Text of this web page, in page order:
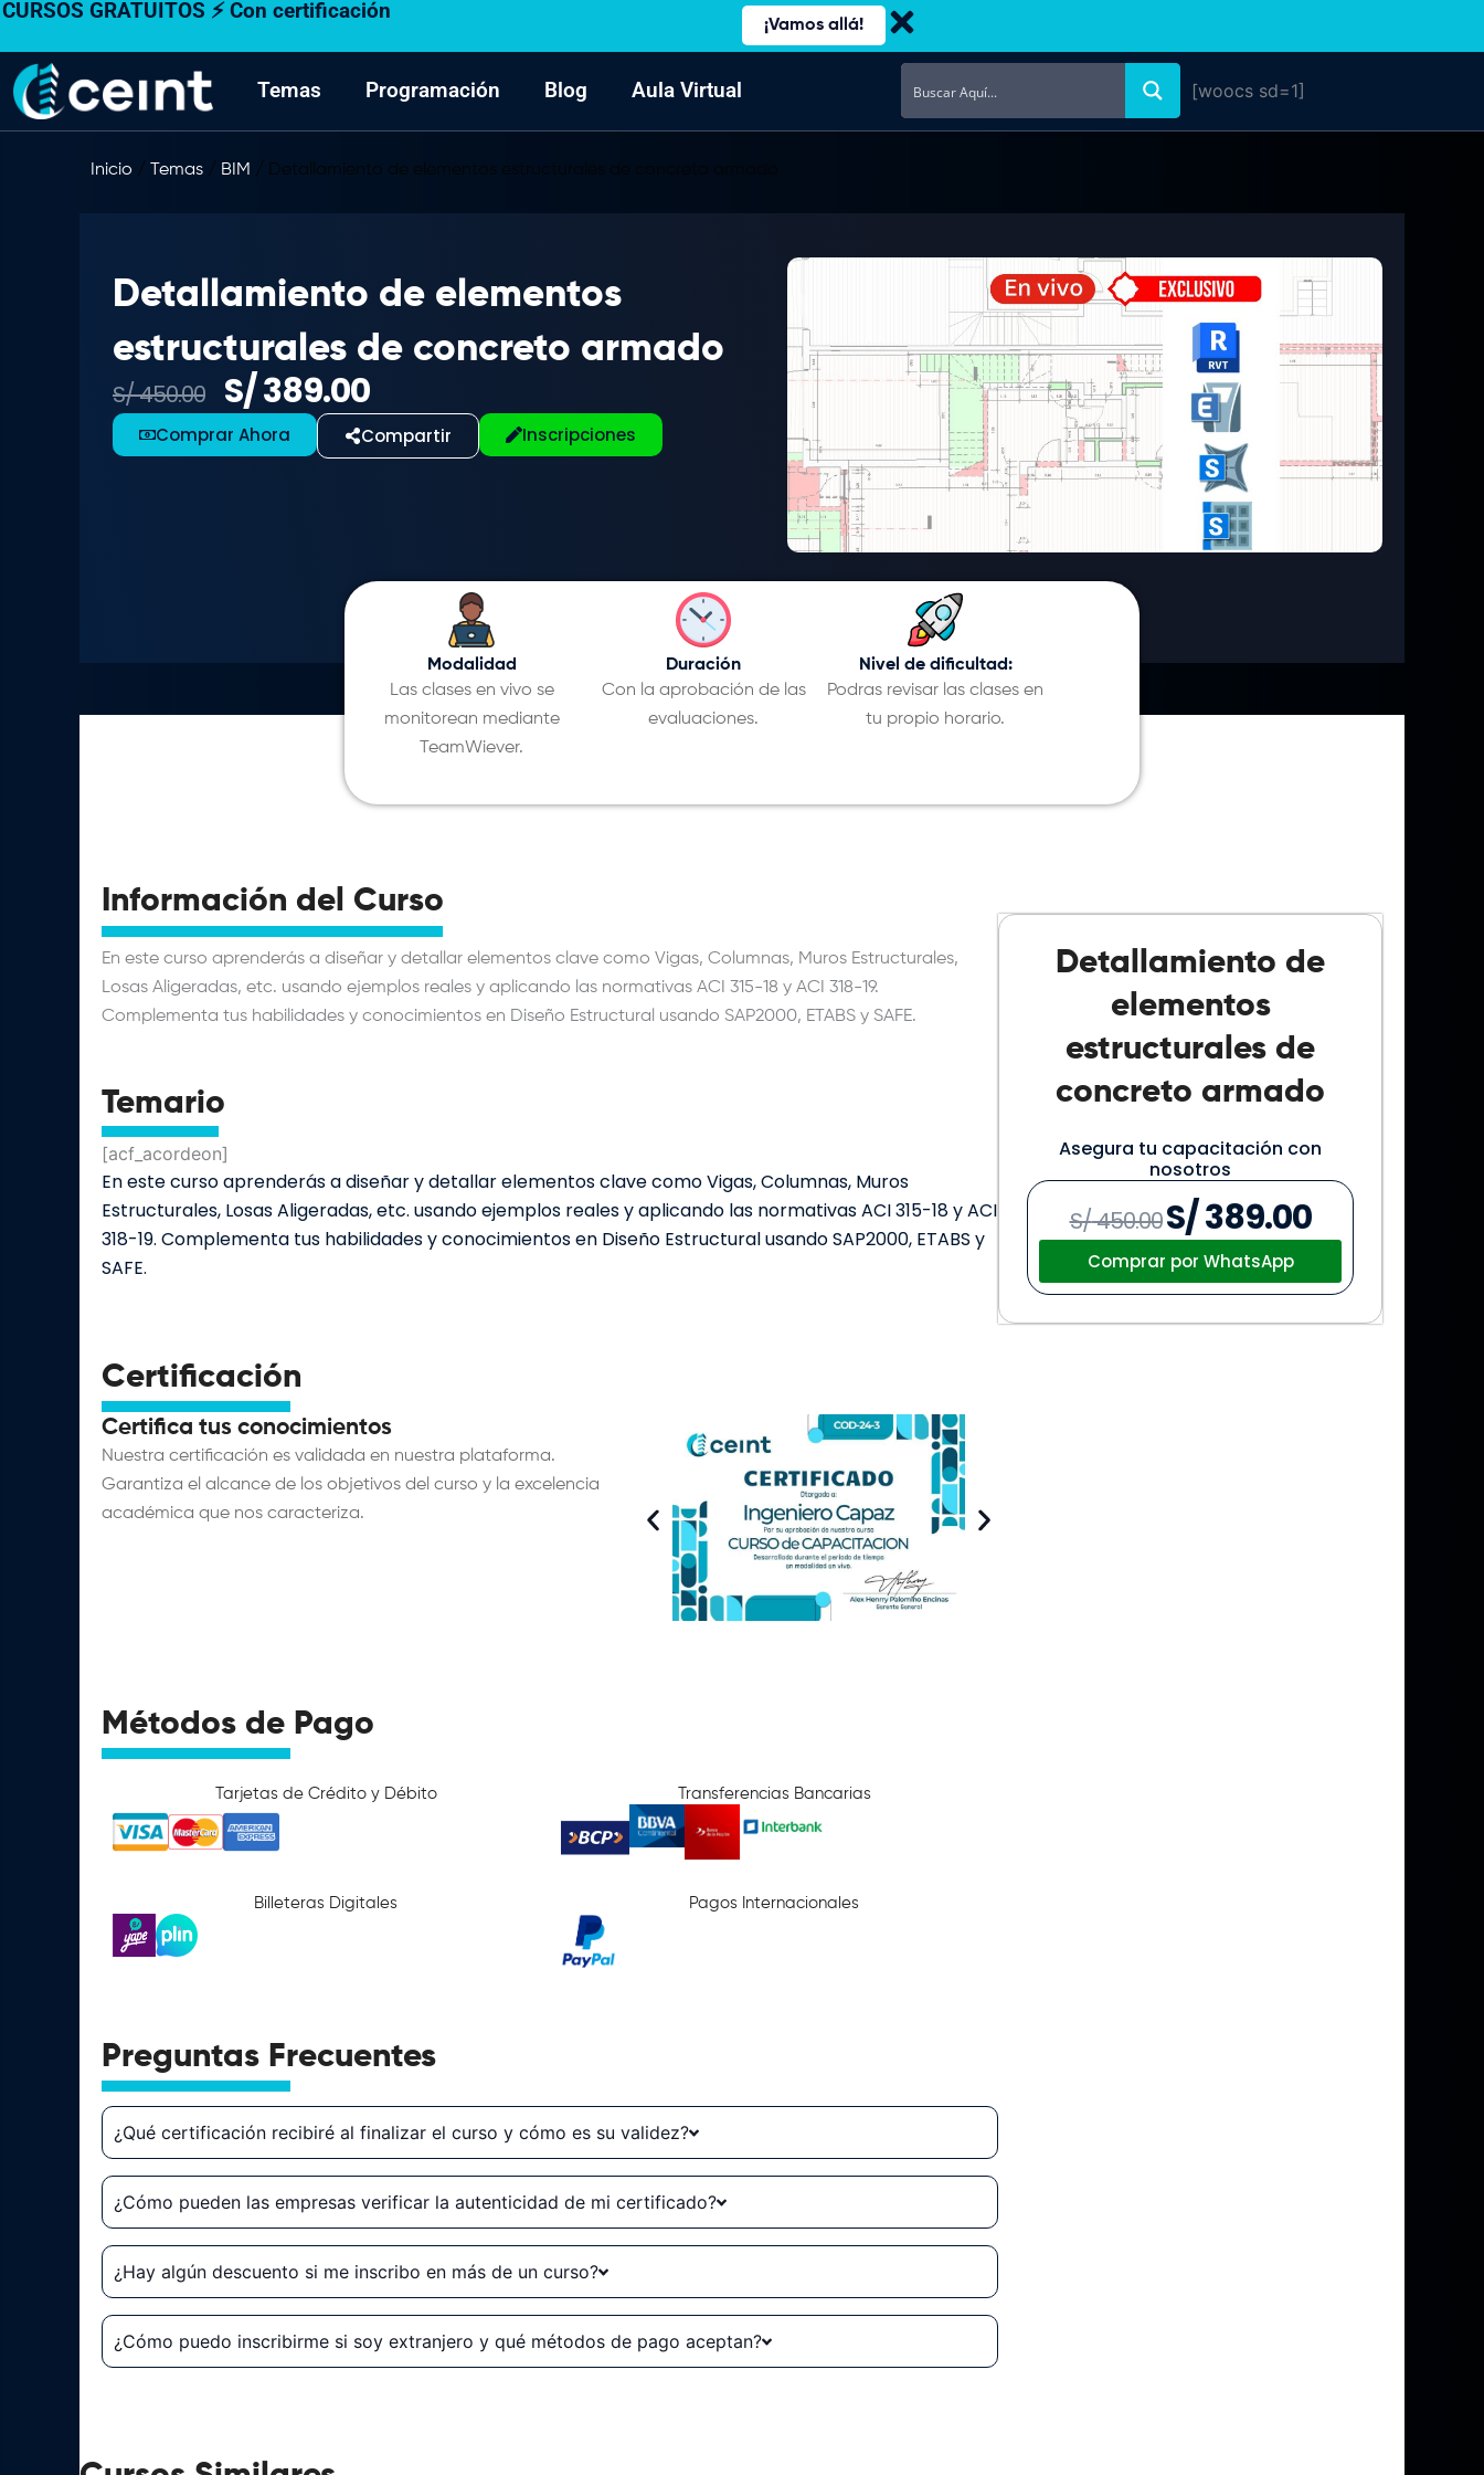
Ir
contenido
CURSOS GRATUITOS ⚡ Con certificación
¡Vamos allá!
Temas Programación Blog Aula Virtual [woocs sd=1]
Inicio / Temas / BIM / Detallamiento de elementos estructurales de concreto armado
Detallamiento de elementos
estructurales de concreto armado
S/450.00
El
precio
original
S/389.00El
precio
actual
Comprar Ahora Compartir Inscripciones
Modalidad
Las clases en vivo se
monitorean mediante
TeamWiever.
Duración
Con la aprobación de las
evaluaciones.
Nivel de dificultad:
Podras revisar las clases en
tu propio horario.
Información del Curso
En este curso aprenderás a diseñar y detallar elementos clave como Vigas, Columnas, Muros Estructurales,
Losas Aligeradas, etc. usando ejemplos reales y aplicando las normativas ACI 315-18 y ACI 318-19.
Complementa tus habilidades y conocimientos en Diseño Estructural usando SAP2000, ETABS y SAFE.
Temario
[acf_acordeon]
En este curso aprenderás a diseñar y detallarelementos clave como Vigas, Columnas, Muros
Estructurales, Losas Aligeradas, etc. usando ejemplos reales y aplicando las normativasACI 315-18 y ACI
318-19. Complementa tus habilidades y conocimientos en Diseño Estructural usando SAP2000, ETABS y
SAFE.
Certificación
Certifica tus conocimientos
Nuestra certificación es validada en nuestra plataforma.
Garantiza el alcance de los objetivos del curso y la excelencia
académica que nos caracteriza.
Métodos de Pago
Tarjetas de Crédito y Débito Transferencias Bancarias
Billeteras Digitales Pagos Internacionales
Preguntas Frecuentes
¿Qué certificación recibiré al finalizar el curso y cómo es su validez?
¿Cómo pueden las empresas verificar la autenticidad de mi certificado?
¿Hay algún descuento si me inscribo en más de un curso?
¿Cómo puedo inscribirme si soy extranjero y qué métodos de pago aceptan?
Detallamiento de
elementos
estructurales de
concreto armado
Asegura tu capacitación con
nosotros
S/450.00El
precio
original
era:
S/ 450.00.
S/389.00El
precio
actual
es:
S/ 389.00.
Comprar por WhatsApp